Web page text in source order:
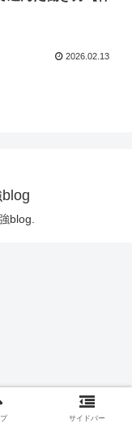
2026.02.13
blog.
サイドバー